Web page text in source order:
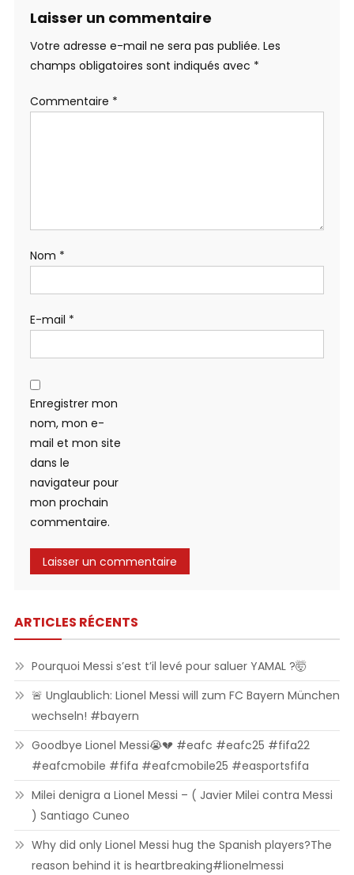
Laisser un commentaire
Votre adresse e-mail ne sera pas publiée. Les
champs obligatoires sont indiqués avec *
Commentaire *
Nom *
E-mail *
Enregistrer mon
nom, mon e-
mail et mon site
dans le
navigateur pour
mon prochain
commentaire.
ARTICLES RÉCENTS
Pourquoi Messi s’est t’il levé pour saluer YAMAL ?🤯
🚨 Unglaublich: Lionel Messi will zum FC Bayern München
wechseln! #bayern
Goodbye Lionel Messi😭💔 #eafc #eafc25 #fifa22
#eafcmobile #fifa #eafcmobile25 #easportsfifa
Milei denigra a Lionel Messi – ( Javier Milei contra Messi
) Santiago Cuneo
Why did only Lionel Messi hug the Spanish players?The
reason behind it is heartbreaking#lionelmessi